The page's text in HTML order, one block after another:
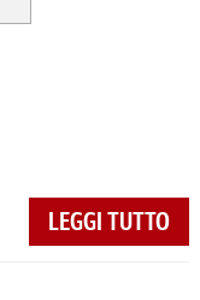
LEGGI TUTTO